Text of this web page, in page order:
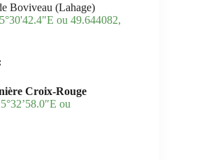
Boviveau (Lahage)
ou 49.644082,
Croix-Rouge
ou